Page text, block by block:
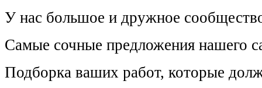
У нас большое и дружное
Самые сочные предложения нашего
Подборка ваших работ, которые